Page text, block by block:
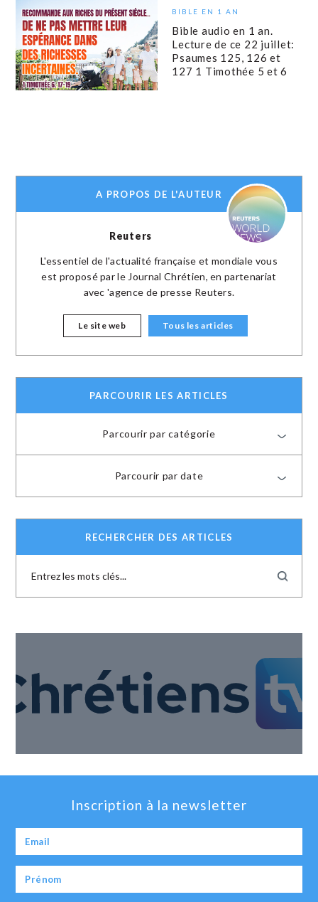
BIBLE EN 1 AN
Bible audio en 1 an.
Lecture de ce 22 juillet:
Psaumes 125, 126 et
127 1 Timothée 5 et 6
A PROPOS DE L'AUTEUR
Reuters
L'essentiel de l'actualité française et mondiale vous
est proposé par le Journal Chrétien, en partenariat
avec 'agence de presse Reuters.
Le site web Tous les articles
PARCOURIR LES ARTICLES
Parcourir par catégorie
Parcourir par date
RECHERCHER DES ARTICLES
Inscription à la newsletter